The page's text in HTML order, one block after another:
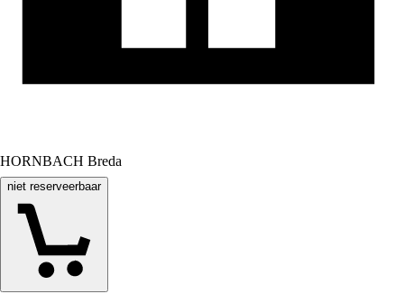
HORNBACH Breda
niet reserveerbaar